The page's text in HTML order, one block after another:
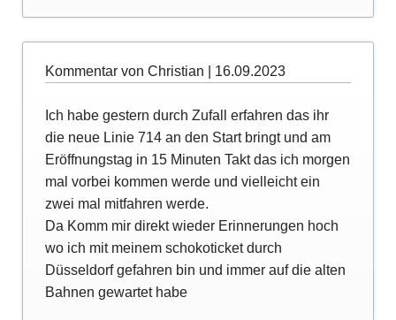
Kommentar von Christian | 16.09.2023
Ich habe gestern durch Zufall erfahren das ihr
die neue Linie 714 an den Start bringt und am
Eröffnungstag in 15 Minuten Takt das ich morgen
mal vorbei kommen werde und vielleicht ein
zwei mal mitfahren werde.
Da Komm mir direkt wieder Erinnerungen hoch
wo ich mit meinem schokoticket durch
Düsseldorf gefahren bin und immer auf die alten
Bahnen gewartet habe